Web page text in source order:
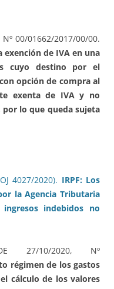
Nº 00/01662/2017/00/00.
exención de IVA en una
cuyo destino por el
opción de compra al
exenta de IVA y no
lo que queda sujeta
4027/2020). IRPF: Los
la Agencia Tributaria
indebidos no
27/10/2020, Nº
régimen de los gastos
cálculo de los valores